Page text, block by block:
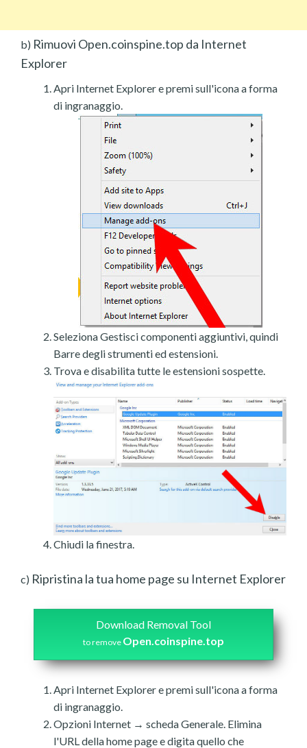
b) Rimuovi Open.coinspine.top da Internet
Explorer
Apri Internet Explorer e premi sull'icona a forma
di ingranaggio.
Seleziona Gestisci componenti aggiuntivi, quindi
Barre degli strumenti ed estensioni.
Trova e disabilita tutte le estensioni sospette.
Chiudi la finestra.
c) Ripristina la tua home page su Internet Explorer
Download Removal Tool
to remove Open.coinspine.top
Apri Internet Explorer e premi sull'icona a forma
di ingranaggio.
Opzioni Internet → scheda Generale. Elimina
l'URL della home page e digita quello che